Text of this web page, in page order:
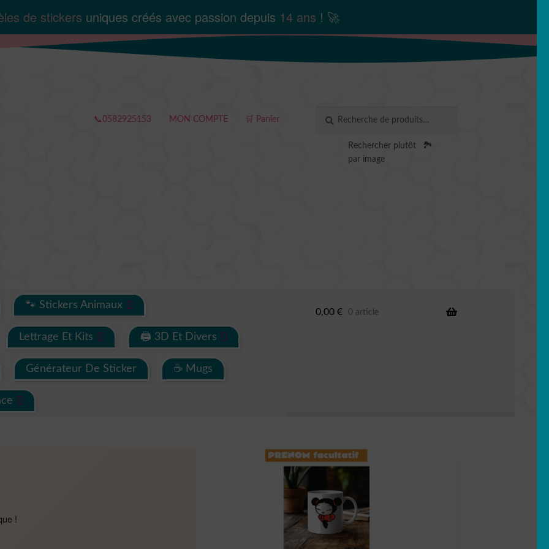
de stickers uniques créés avec passion depuis 14 ans ! 🚀
📞0582925153 MON COMPTE 🛒 Panier
pour :
RECHERCHE
Rechercher plutôt
par image
🏞️
🐾 Stickers Animaux
Lettrage Et Kits 🖨 3D Et Divers
Générateur De Sticker ☕ Mugs
0,00 € 0 article
!